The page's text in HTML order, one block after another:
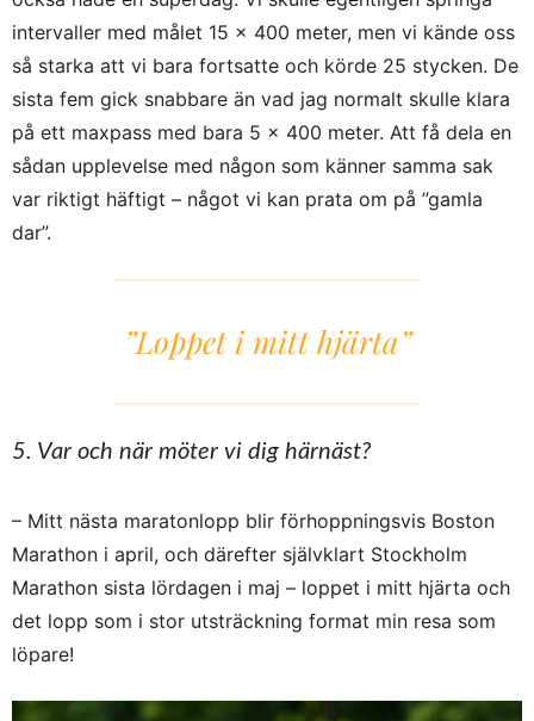
intervaller med målet 15 x 400 meter, men vi kände oss
så starka att vi bara fortsatte och körde 25 stycken. De
sista fem gick snabbare än vad jag normalt skulle klara
på ett maxpass med bara 5 x 400 meter. Att få dela en
sådan upplevelse med någon som känner samma sak
var riktigt häftigt – något vi kan prata om på ”gamla
dar”.
”Loppet i mitt hjärta”
5. Var och när möter vi dig härnäst?
– Mitt nästa maratonlopp blir förhoppningsvis Boston
Marathon i april, och därefter självklart Stockholm
Marathon sista lördagen i maj – loppet i mitt hjärta och
det lopp som i stor utsträckning format min resa som
löpare!